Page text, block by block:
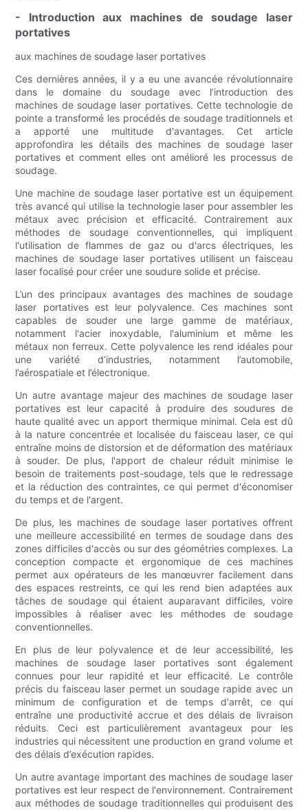
- Introduction aux machines de soudage laser
portatives
aux machines de soudage laser portatives
Ces dernières années, il y a eu une avancée révolutionnaire
dans le domaine du soudage avec l’introduction des
machines de soudage laser portatives. Cette technologie de
pointe a transformé les procédés de soudage traditionnels et
a apporté une multitude d'avantages. Cet article
approfondira les détails des machines de soudage laser
portatives et comment elles ont amélioré les processus de
soudage.
Une machine de soudage laser portative est un équipement
très avancé qui utilise la technologie laser pour assembler les
métaux avec précision et efficacité. Contrairement aux
méthodes de soudage conventionnelles, qui impliquent
l'utilisation de flammes de gaz ou d'arcs électriques, les
machines de soudage laser portatives utilisent un faisceau
laser focalisé pour créer une soudure solide et précise.
L’un des principaux avantages des machines de soudage
laser portatives est leur polyvalence. Ces machines sont
capables de souder une large gamme de matériaux,
notamment l'acier inoxydable, l'aluminium et même les
métaux non ferreux. Cette polyvalence les rend idéales pour
une variété d’industries, notamment l’automobile,
l’aérospatiale et l’électronique.
Un autre avantage majeur des machines de soudage laser
portatives est leur capacité à produire des soudures de
haute qualité avec un apport thermique minimal. Cela est dû
à la nature concentrée et localisée du faisceau laser, ce qui
entraîne moins de distorsion et de déformation des matériaux
à souder. De plus, l'apport de chaleur réduit minimise le
besoin de traitements post-soudage, tels que le redressage
et la réduction des contraintes, ce qui permet d'économiser
du temps et de l'argent.
De plus, les machines de soudage laser portatives offrent
une meilleure accessibilité en termes de soudage dans des
zones difficiles d'accès ou sur des géométries complexes. La
conception compacte et ergonomique de ces machines
permet aux opérateurs de les manœuvrer facilement dans
des espaces restreints, ce qui les rend bien adaptées aux
tâches de soudage qui étaient auparavant difficiles, voire
impossibles à réaliser avec les méthodes de soudage
conventionnelles.
En plus de leur polyvalence et de leur accessibilité, les
machines de soudage laser portatives sont également
connues pour leur rapidité et leur efficacité. Le contrôle
précis du faisceau laser permet un soudage rapide avec un
minimum de configuration et de temps d'arrêt, ce qui
entraîne une productivité accrue et des délais de livraison
réduits. Ceci est particulièrement avantageux pour les
industries qui nécessitent une production en grand volume et
des délais d’exécution rapides.
Un autre avantage important des machines de soudage laser
portatives est leur respect de l'environnement. Contrairement
aux méthodes de soudage traditionnelles qui produisent des